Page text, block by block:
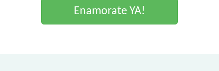
Enamorate YA!